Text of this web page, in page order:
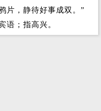
片，静待好事成双。”
语；指高兴。